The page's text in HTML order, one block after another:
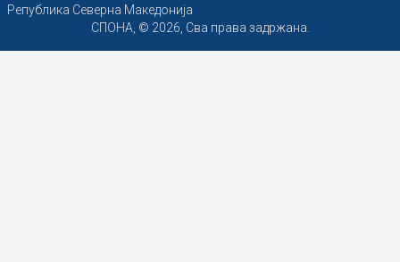
Република Северна Македонија
СПОНА, © 2026, Сва права задржана.